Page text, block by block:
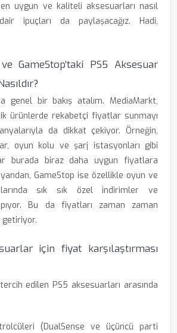
uygun ve kaliteli aksesuarları nasıl
ipuçları da paylaşacağız. Hadi,
GameStop’taki PS5 Aksesuar
genel bir bakış atalım. MediaMarkt,
ürünlerde rekabetçi fiyatlar sunmayı
da dikkat çekiyor. Örneğin,
oyun kolu ve şarj istasyonları gibi
burada biraz daha uygun fiyatlara
GameStop ise özellikle oyun ve
sık sık özel indirimler ve
Bu da fiyatları zaman zaman
getiriyor.
için fiyat karşılaştırması
edilen PS5 aksesuarları arasında
(DualSense ve üçüncü parti